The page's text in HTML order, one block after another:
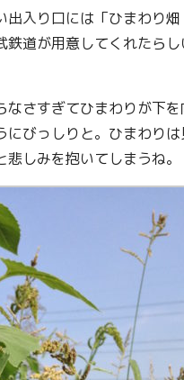
入り口には「ひまわり
道が用意してくれたら
さすぎてひまわりが下
びっしりと。ひまわり
しみを抱いてしまうね。